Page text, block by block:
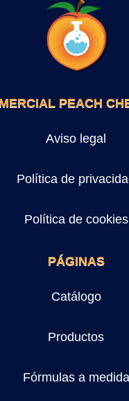
PEACH
Aviso legal
Política de
Política de cookies
PÁGINAS
Catálogo
Productos
Fórmulas a medida